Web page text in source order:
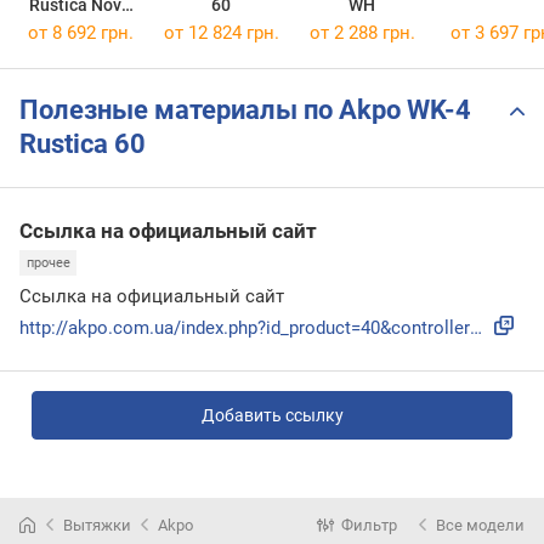
Rustica Nova
60
60
WH
от 8 692 грн. от 12 824 грн. от 2 288 грн. от 3 697
Полезные материалы по Akpo WK-4
Rustica 60
Ссылка на официальный сайт
прочее
Ссылка на официальный сайт
http://akpo.com.ua/index.php?id_product=40&controller=produ...
Добавить ссылку
Вытяжки Akpo Фильтр Все модели